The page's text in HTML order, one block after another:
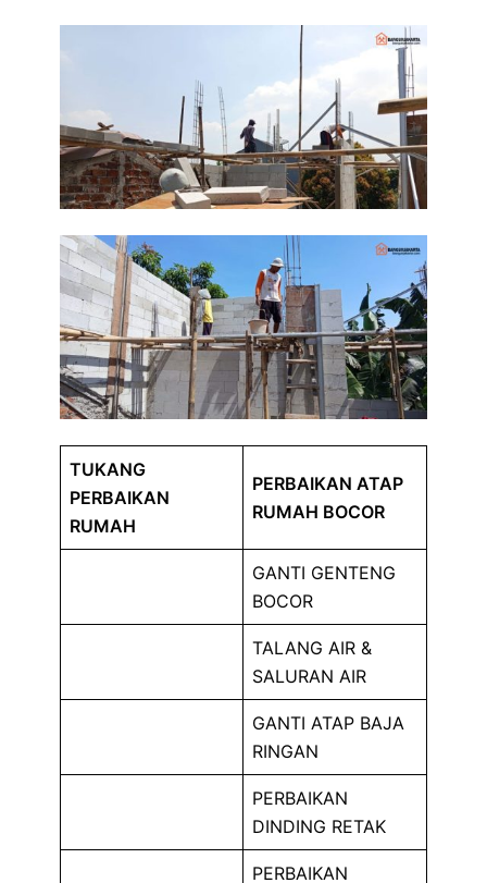
TUKANG
PERBAIKAN
RUMAH
PERBAIKAN ATAP
RUMAH BOCOR
GANTI GENTENG
BOCOR
TALANG AIR &
SALURAN AIR
GANTI ATAP BAJA
RINGAN
PERBAIKAN
DINDING RETAK
PERBAIKAN